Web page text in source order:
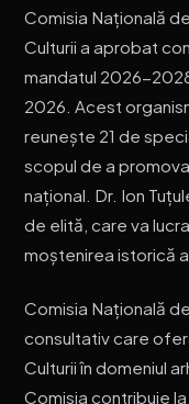
Comisia Națională
Culturii a aprobat
mandatul 2026-
2026. Acest
reunește 21 de
scopul de a
național. Dr. Ion
de elită, care va
moștenirea istorică a
Comisia Națională
consultativ care
Culturii în domeniul
Comisia contribuie